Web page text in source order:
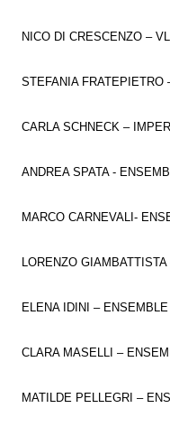
NICO DI CRESCENZO –
STEFANIA FRATEPIETRO
CARLA SCHNECK –
ANDREA SPATA -
MARCO CARNEVALI-
LORENZO
ELENA IDINI – ENSEMBLE
CLARA MASELLI –
MATILDE PELLEGRI –